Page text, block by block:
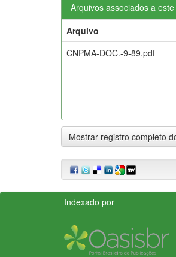
Arquivos associados a
Arquivo
CNPMA-DOC.-9-89.pdf
Mostrar registro completo
Indexado por